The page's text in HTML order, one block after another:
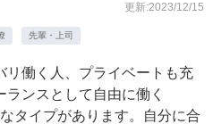
更新:2023/12/15
先輩・上司
リ働く人、プライベートも充
ンスとして自由に働く
タイプがあります。自分に合